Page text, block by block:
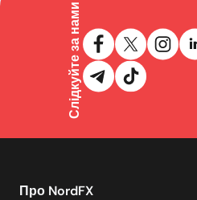
Слідкуйте за нами
Про NordFX